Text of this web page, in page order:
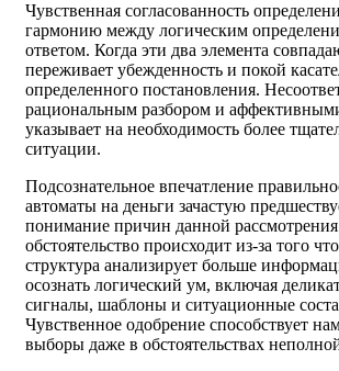
Чувственная согласованность
гармонию между логическим
ответом. Когда эти два элемента
переживает убежденность и покой
определенного постановления.
рациональным разбором и
указывает на необходимость более
ситуации.
Подсознательное впечатление
автоматы на деньги зачастую
понимание причин данной
обстоятельство происходит из-за того
структура анализирует больше
осознать логический ум, включая
сигналы, шаблоны и ситуационные
Чувственное одобрение способствует
выборы даже в обстоятельствах